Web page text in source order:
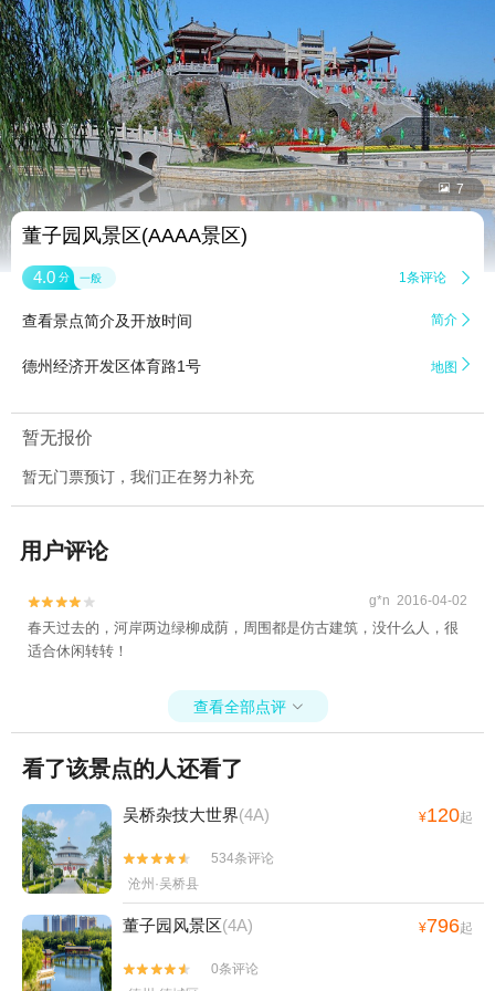
 7
董子园风景区(AAAA景区)
4.0 分 一般 1条评论 
查看景点简介及开放时间 简介 
德州经济开发区体育路1号 地图 
暂无报价
暂无门票预订，我们正在努力补充
用户评论

 g*n 2016-04-02
春天过去的，河岸两边绿柳成荫，周围都是仿古建筑，没什么人，很
适合休闲转转！
查看全部点评 
看了该景点的人还看了
吴桥杂技大世界(4A) ¥120起


534条评论
沧州·吴桥县
董子园风景区(4A) ¥796起


0条评论
